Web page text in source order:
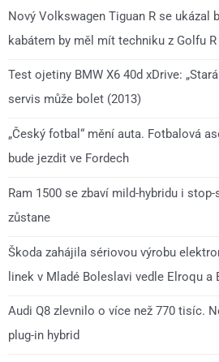
Nový Volkswagen Tiguan R se ukázal
kabátem by měl mít techniku z Golfu R
Test ojetiny BMW X6 40d xDrive:
servis může bolet (2013)
„Český fotbal“ mění auta. Fotbalová
bude jezdit ve Fordech
Ram 1500 se zbaví mild-hybridu i
zůstane
Škoda zahájila sériovou výrobu
linek v Mladé Boleslavi vedle Elroqu a
Audi Q8 zlevnilo o více než 770 tisíc.
plug-in hybrid